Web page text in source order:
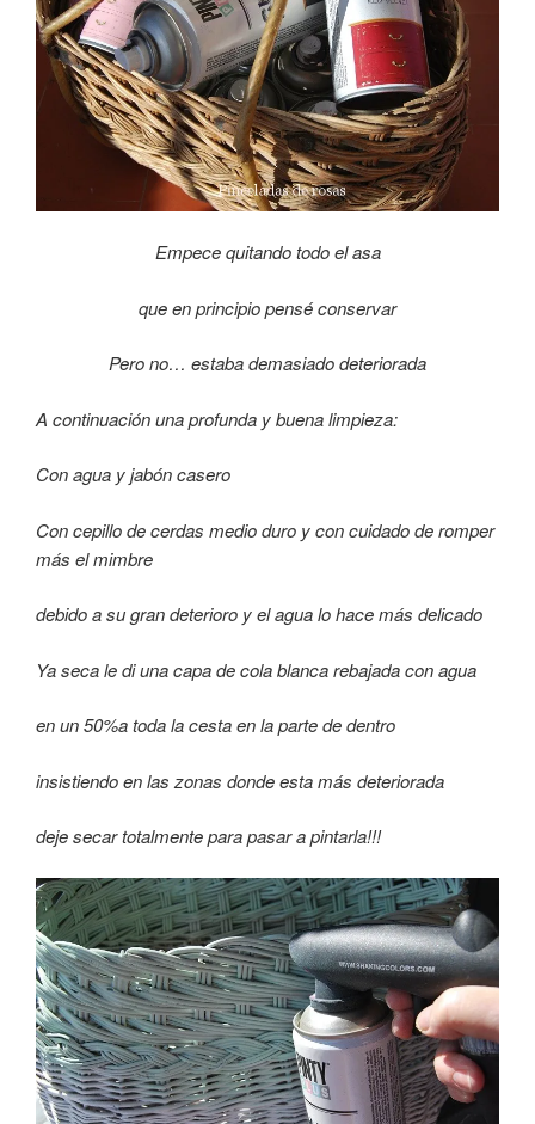
Empece quitando todo el asa
que en principio pensé conservar
Pero no… estaba demasiado deteriorada
A continuación una profunda y buena limpieza:
Con agua y jabón casero
Con cepillo de cerdas medio duro y con cuidado de romper
más el mimbre
debido a su gran deterioro y el agua lo hace más delicado
Ya seca le di una capa de cola blanca rebajada con agua
en un 50%a toda la cesta en la parte de dentro
insistiendo en las zonas donde esta más deteriorada
deje secar totalmente para pasar a pintarla!!!